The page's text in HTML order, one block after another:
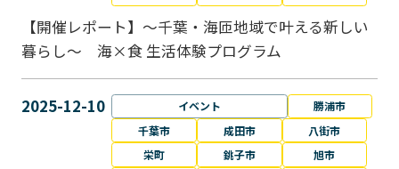
【開催レポート】～千葉・海匝地域で叶える新しい
暮らし～ 海×食 生活体験プログラム
2025-12-10 イベント
勝浦市
千葉市
成田市
八街市
栄町
銚子市
旭市